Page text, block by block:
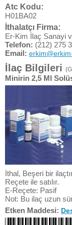
Atc Kodu:
H01BA02
İthalatçı Firma:
Er-Kim İlaç Sanayi
Telefon: (212) 275
Email:
İlaç Bilgileri
Minirin 2,5 Ml
İthal, Beşeri bir
Reçete ile satılır.
E-Reçete: Pasif
Not: Bu ilaç uzun
Etken Maddesi: